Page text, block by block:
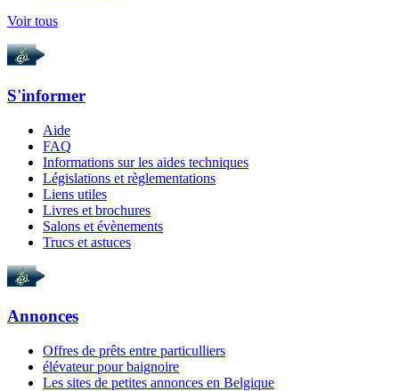
Voir tous
S'informer
Aide
FAQ
Informations sur les aides techniques
Législations et règlementations
Liens utiles
Livres et brochures
Salons et évènements
Trucs et astuces
Annonces
Offres de prêts entre particulliers
élévateur pour baignoire
Les sites de petites annonces en Belgique